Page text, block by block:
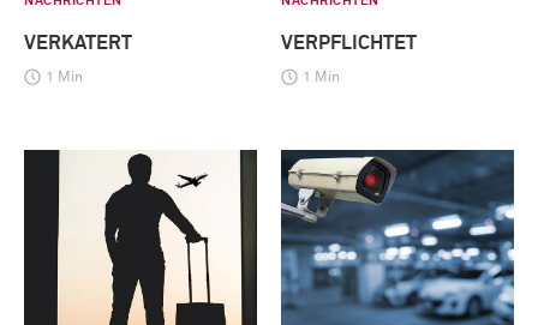
VERKATERT
1 Min
VERPFLICHTET
1 Min